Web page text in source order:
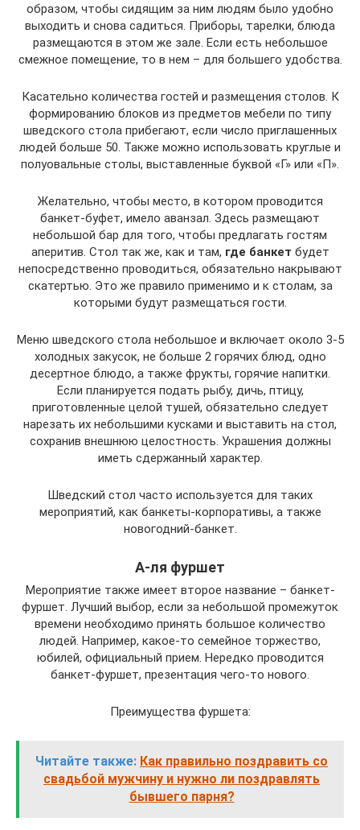
образом, чтобы сидящим за ним людям было удобно
выходить и снова садиться. Приборы, тарелки, блюда
размещаются в этом же зале. Если есть небольшое
смежное помещение, то в нем – для большего удобства.
Касательно количества гостей и размещения столов. К
формированию блоков из предметов мебели по типу
шведского стола прибегают, если число приглашенных
людей больше 50. Также можно использовать круглые и
полуовальные столы, выставленные буквой «Г» или «П».
Желательно, чтобы место, в котором проводится
банкет-буфет, имело аванзал. Здесь размещают
небольшой бар для того, чтобы предлагать гостям
аперитив. Стол так же, как и там, где банкет будет
непосредственно проводиться, обязательно накрывают
скатертью. Это же правило применимо и к столам, за
которыми будут размещаться гости.
Меню шведского стола небольшое и включает около 3-5
холодных закусок, не больше 2 горячих блюд, одно
десертное блюдо, а также фрукты, горячие напитки.
Если планируется подать рыбу, дичь, птицу,
приготовленные целой тушей, обязательно следует
нарезать их небольшими кусками и выставить на стол,
сохранив внешнюю целостность. Украшения должны
иметь сдержанный характер.
Шведский стол часто используется для таких
мероприятий, как банкеты-корпоративы, а также
новогодний-банкет.
А-ля фуршет
Мероприятие также имеет второе название – банкет-
фуршет. Лучший выбор, если за небольшой промежуток
времени необходимо принять большое количество
людей. Например, какое-то семейное торжество,
юбилей, официальный прием. Нередко проводится
банкет-фуршет, презентация чего-то нового.
Преимущества фуршета:
Читайте также: Как правильно поздравить со
свадьбой мужчину и нужно ли поздравлять
бывшего парня?